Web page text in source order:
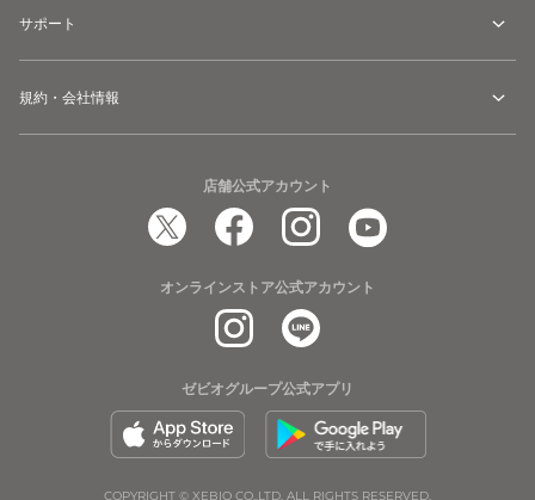
サポート
規約・会社情報
店舗公式アカウント
オンラインストア公式アカウント
ゼビオグループ公式アプリ
COPYRIGHT © XEBIO CO.,LTD. ALL RIGHTS RESERVED.